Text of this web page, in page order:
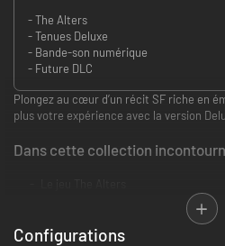
- The Alters
- Tenues Deluxe
- Bande-son numérique
- Future DLC
Plongez au cœur d’un récit SF riche en
plus votre expérience avec la version
Dans cette collection
The Alters : bande-son originale
1 DLC qui sera disponible après la
Configurations